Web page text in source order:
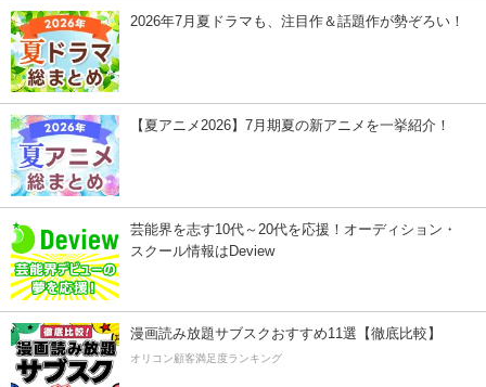
2026年7月夏ドラマも、注目作＆話題作が勢ぞろい！
【夏アニメ2026】7月期夏の新アニメを一挙紹介！
芸能界を志す10代～20代を応援！オーディション・
スクール情報はDeview
漫画読み放題サブスクおすすめ11選【徹底比較】
オリコン顧客満足度ランキング